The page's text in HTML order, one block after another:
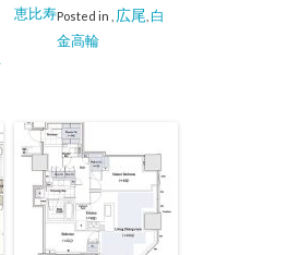
Posted in
恵比寿 広尾 白
金高輪